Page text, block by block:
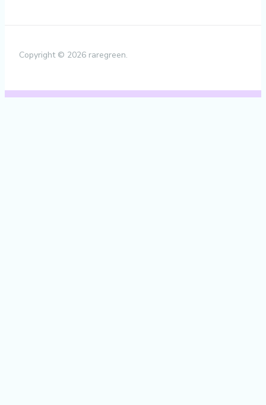
Copyright © 2026 raregreen.